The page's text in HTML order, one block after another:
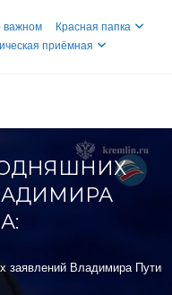
важном
Красная папка
приёмная
заявлений Владимира